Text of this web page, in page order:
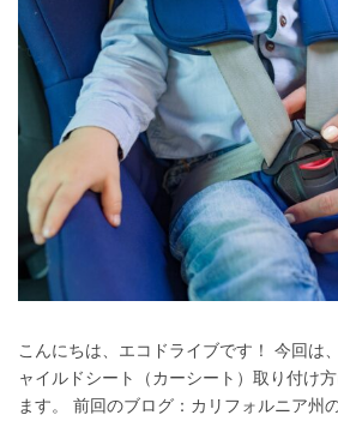
こんにちは、エコドライブです！ 今回は
ャイルドシート（カーシート）取り付け
ます。 前回のブログ：カリフォルニア州